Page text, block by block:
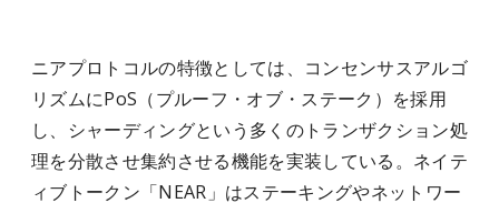
ニアプロトコルの特徴としては、コンセンサスアルゴ
リズムにPoS（プルーフ・オブ・ステーク）を採用
し、シャーディングという多くのトランザクション処
理を分散させ集約させる機能を実装している。ネイテ
ィブトークン「NEAR」はステーキングやネットワー